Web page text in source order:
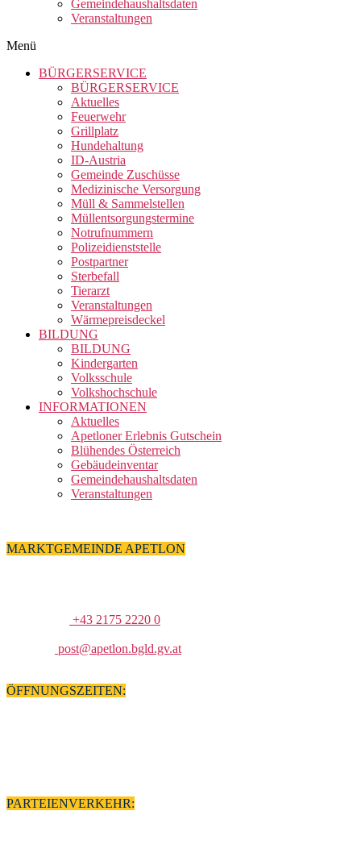
Gemeindehaushaltsdaten
Veranstaltungen
Menü
BÜRGERSERVICE
BÜRGERSERVICE
Aktuelles
Feuerwehr
Grillplatz
Hundehaltung
ID-Austria
Gemeinde Zuschüsse
Medizinische Versorgung
Müll & Sammelstellen
Müllentsorgungstermine
Notrufnummern
Polizeidienststelle
Postpartner
Sterbefall
Tierarzt
Veranstaltungen
Wärmepreisdeckel
BILDUNG
BILDUNG
Kindergarten
Volksschule
Volkshochschule
INFORMATIONEN
Aktuelles
Apetloner Erlebnis Gutschein
Blühendes Österreich
Gebäudeinventar
Gemeindehaushaltsdaten
Veranstaltungen
MARKTGEMEINDE APETLON
+43 2175 2220 0
post@apetlon.bgld.gv.at
ÖFFNUNGSZEITEN:
PARTEIENVERKEHR: